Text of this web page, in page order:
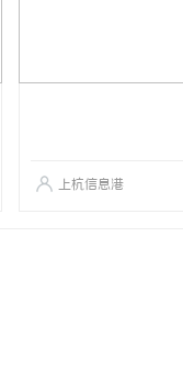
上杭信息港